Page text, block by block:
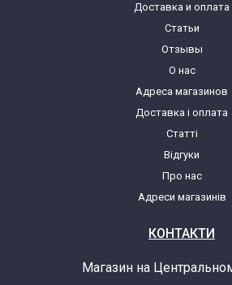
Whirlpool ADG 6450/2 WH
Доставка и оплата
Статьи
Отзывы
О нас
Адреса магазинов
Доставка і оплата
Статті
Відгуки
Про нас
Адреси магазинів
КОНТАКТИ
Магазин на